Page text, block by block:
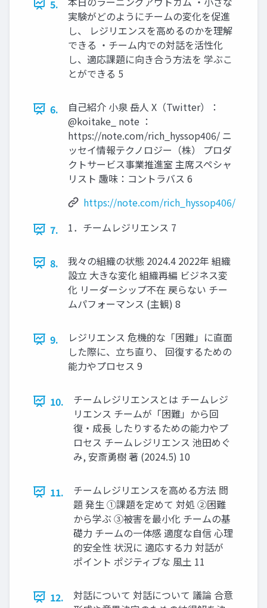
5.
実験がどのようにチームの変化を促進
し、 レジリエンスを高めるのかを理解
できる ・チーム内での対話を活性化
し、適応課題に向き合う方法を 学ぶこ
とができる 5
6.
自己紹介 小泉 岳人 X（Twitter）：
@koitake_ note ：
https://note.com/rich_hyssop406/ ニ
ッセイ情報テクノロジー（株） プロダ
クトサービス事業推進室 主席スペシャ
リスト 趣味：コントラバス 6
https://note.com/rich_hyssop406/
7.
1．チームレジリエンス 7
8.
我々の組織の状態 2024.4 2022年 組織
設立 大きな変化 組織再編 ビジネス変
化 リーダーシップ不在 戻らない チー
ムパフォーマンス (主観) 8
9.
レジリエンス 危機的な「困難」に直面
した際に、立ち直り、 回復するための
能力やプロセス 9
10.
チームレジリエンスとは チームレジ
リエンス チームが「困難」から回
復・成長 したりするための能力やプ
ロセス チームレジリエンス 池田めぐ
み, 安斎勇樹 著 (2024.5) 10
11.
チームレジリエンスを高める方法 問
題 発生 ①課題を定めて 対処 ②困難
から学ぶ ③被害を最小化 チームの基
礎力 チームの一体感 適度な自信 心理
的安全性 状況に 適応する力 対話が
ポイント ポジティブな 風土 11
12.
対話について 対話について 議論 合意